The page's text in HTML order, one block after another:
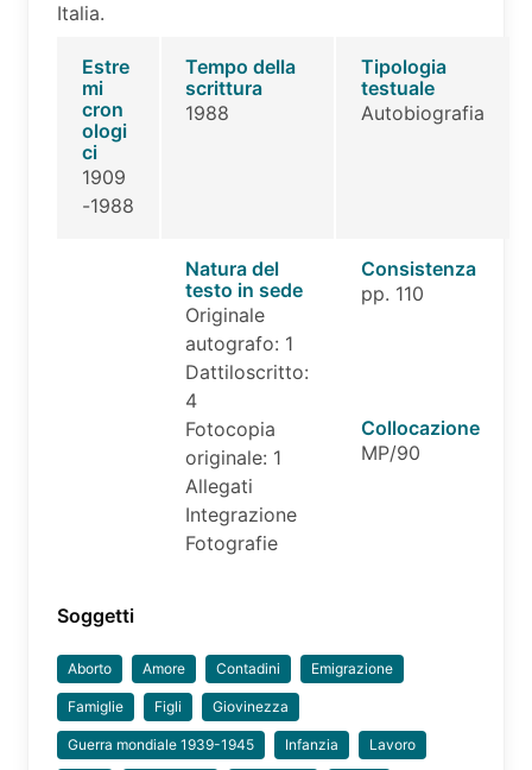
Italia.
Estre
mi
cron
ologi
ci
1909
-1988
Tempo della
scrittura
1988
Tipologia
testuale
Autobiografia
Natura del
testo in sede
Originale
autografo: 1
Dattiloscritto:
4
Fotocopia
originale: 1
Allegati
Integrazione
Fotografie
Consistenza
pp. 110
Collocazione
MP/90
Soggetti
Aborto Amore Contadini Emigrazione
Famiglie Figli Giovinezza
Guerra mondiale 1939-1945 Infanzia Lavoro